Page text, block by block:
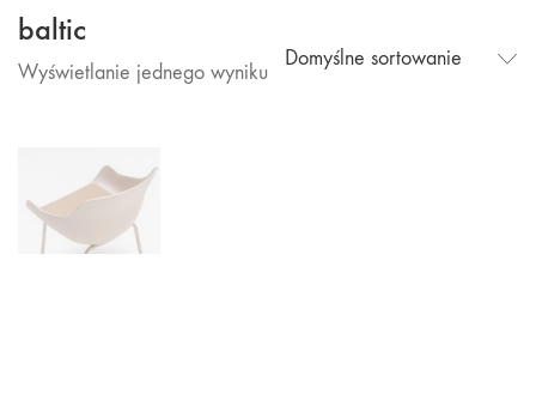
baltic
Wyświetlanie jednego wyniku
Domyślne sortowanie